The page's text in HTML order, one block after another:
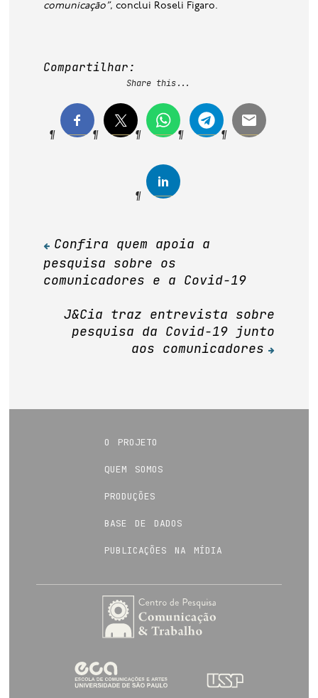
comunicação”, conclui Roseli Figaro.
Compartilhar:
Share this...
Navegação
de
Post
Confira quem apoia a
pesquisa sobre os
comunicadores e a Covid-19
J&Cia traz entrevista sobre
pesquisa da Covid-19 junto
aos comunicadores
o projeto
quem somos
produções
base de dados
publicações na mídia